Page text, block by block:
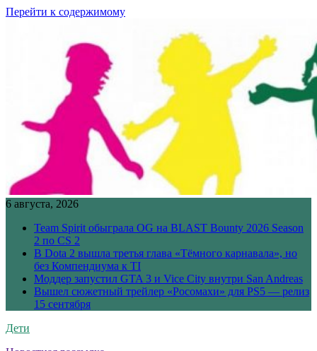
Перейти к содержимому
6 августа, 2026
Team Spirit обыграла OG на BLAST Bounty 2026 Season
2 по CS 2
В Dota 2 вышла третья глава «Тёмного карнавала», но
без Компендиума к TI
Моддер запустил GTA 3 и Vice City внутри San Andreas
Вышел сюжетный трейлер «Росомахи» для PS5 — релиз
15 сентября
Дети